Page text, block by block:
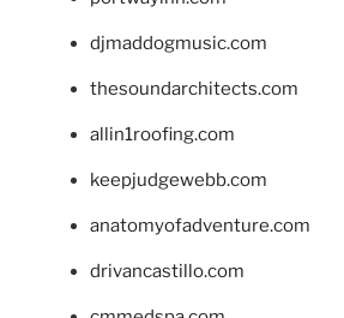
djmaddogmusic.com
thesoundarchitects.com
allin1roofing.com
keepjudgewebb.com
anatomyofadventure.com
drivancastillo.com